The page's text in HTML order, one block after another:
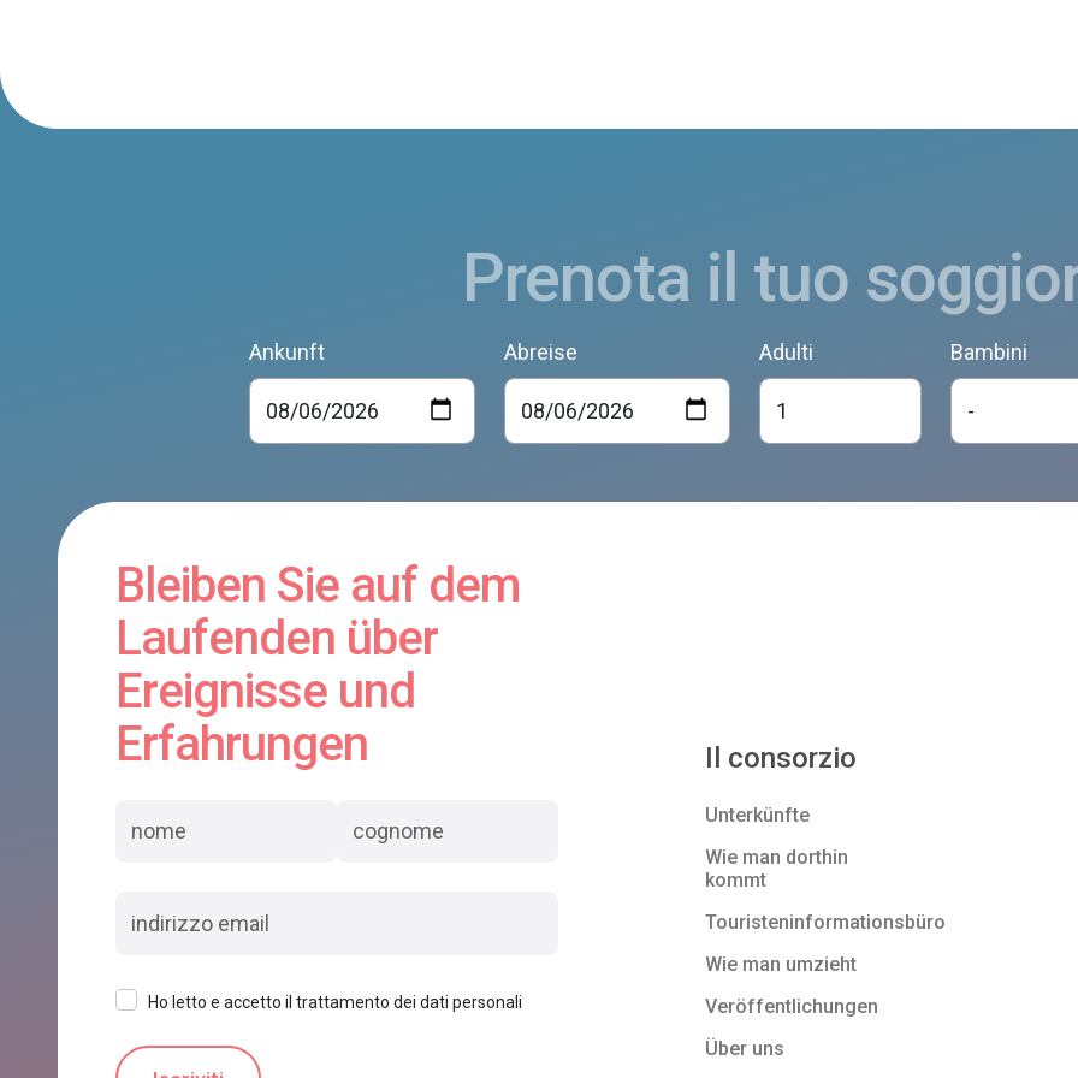
Prenota il tuo
Ankunft Abreise Adulti Bambini
Bleiben Sie auf dem
Laufenden über
Ereignisse und
Erfahrungen
Ho letto e accetto il trattamento dei dati personali
Il consorzio
Unterkünfte
Wie man dorthin
kommt
Touristeninformationsbüro
Wie man umzieht
Veröffentlichungen
Über uns